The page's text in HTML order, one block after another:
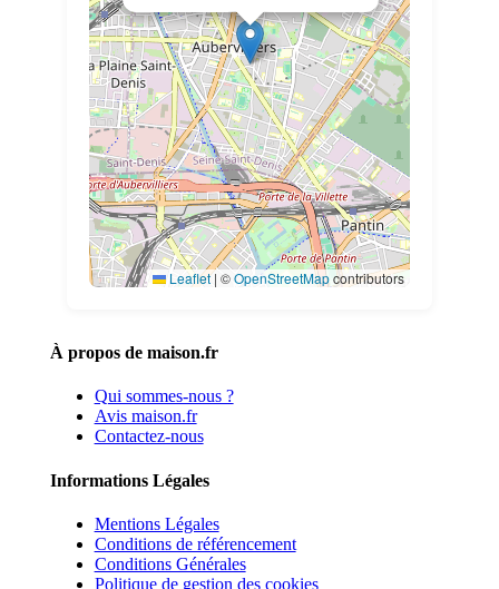
Leaflet | ©OpenStreetMapcontributors
À propos de maison.fr
Qui sommes-nous ?
Avis maison.fr
Contactez-nous
Informations Légales
Mentions Légales
Conditions de référencement
Conditions Générales
Politique de gestion des cookies